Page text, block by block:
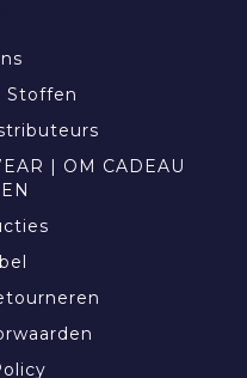
Stoffen
| OM CADEAU